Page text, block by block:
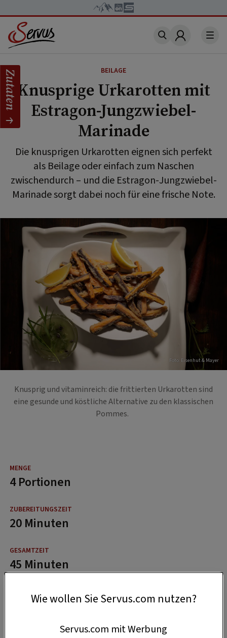
Account
BEILAGE
Knusprige Urkarotten mit
Estragon-Jungzwiebel-
Marinade
Die knusprigen Urkarotten eignen sich perfekt
als Beilage oder einfach zum Naschen
zwischendurch – und die Estragon-Jungzwiebel-
Marinade sorgt dabei noch für eine frische Note.
Foto: Eisenhut & Mayer
Knusprig und vitaminreich: die frittierten Urkarotten sind
eine gesunde und köstliche Alternative zu den klassischen
Pommes.
4 Portionen
20 Minuten
45 Minuten
Zutaten
Wie wollen Sie Servus.com nutzen?
Servus.com mit Werbung